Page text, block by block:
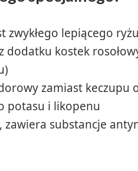
zwykłego lepiącego
dodatku kostek
zamiast keczupu
potasu i likopenu
zawiera substancje